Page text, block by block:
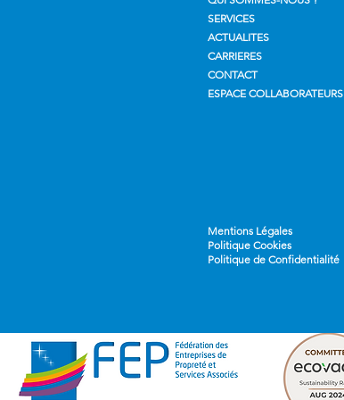
SERVICES
ACTUALITES
CARRIERES
CONTACT
ESPACE COLLABORATEURS
Mentions Légales
Politique Cookies
Politique de Confidentialité